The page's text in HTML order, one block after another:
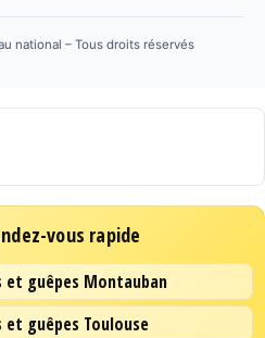
national – Tous droits réservés
vous rapide
guêpes Montauban
guêpes Toulouse